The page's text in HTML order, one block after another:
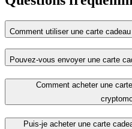
Comment utiliser une carte
Pouvez-vous envoyer une carte
Comment acheter une
Puis-je acheter une carte